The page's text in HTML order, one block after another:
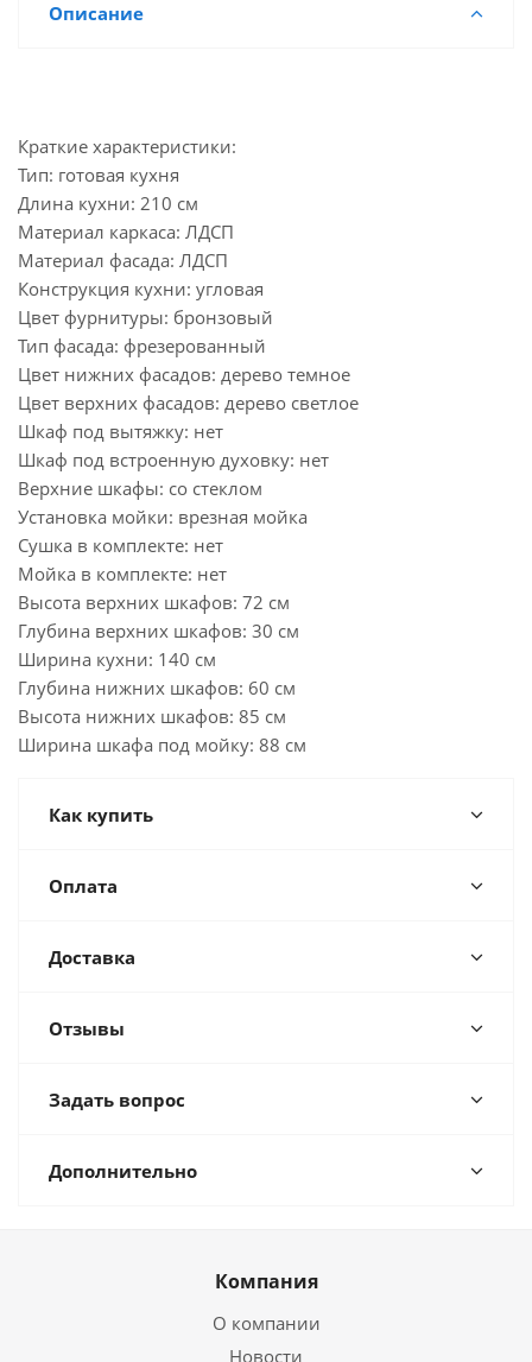
Описание
Краткие характеристики:
Тип: готовая кухня
Длина кухни: 210 см
Материал каркаса: ЛДСП
Материал фасада: ЛДСП
Конструкция кухни: угловая
Цвет фурнитуры: бронзовый
Тип фасада: фрезерованный
Цвет нижних фасадов: дерево темное
Цвет верхних фасадов: дерево светлое
Шкаф под вытяжку: нет
Шкаф под встроенную духовку: нет
Верхние шкафы: со стеклом
Установка мойки: врезная мойка
Сушка в комплекте: нет
Мойка в комплекте: нет
Высота верхних шкафов: 72 см
Глубина верхних шкафов: 30 см
Ширина кухни: 140 см
Глубина нижних шкафов: 60 см
Высота нижних шкафов: 85 см
Ширина шкафа под мойку: 88 см
Как купить
Оплата
Доставка
Отзывы
Задать вопрос
Дополнительно
Компания
О компании
Новости